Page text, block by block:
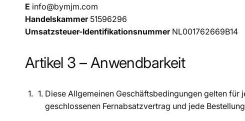
E info@bymjm.com
Handelskammer51596296
Umsatzsteuer-IdentifikationsnummerNL001762669B14
Artikel 3 – Anwendbarkeit
Diese Allgemeinen Geschäftsbedingungen gelten
geschlossenen Fernabsatzvertrag und jede